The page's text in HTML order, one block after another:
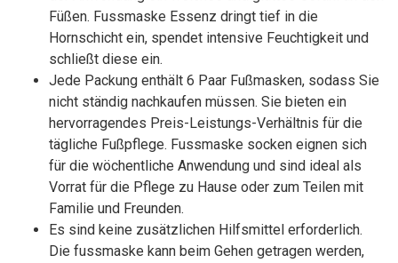
Füßen. Fussmaske Essenz dringt tief in die
Hornschicht ein, spendet intensive Feuchtigkeit und
schließt diese ein.
Jede Packung enthält 6 Paar Fußmasken, sodass Sie
nicht ständig nachkaufen müssen. Sie bieten ein
hervorragendes Preis-Leistungs-Verhältnis für die
tägliche Fußpflege. Fussmaske socken eignen sich
für die wöchentliche Anwendung und sind ideal als
Vorrat für die Pflege zu Hause oder zum Teilen mit
Familie und Freunden.
Es sind keine zusätzlichen Hilfsmittel erforderlich.
Die fussmaske kann beim Gehen getragen werden,